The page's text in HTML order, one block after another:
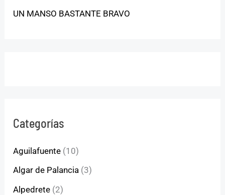
UN MANSO BASTANTE BRAVO
Categorías
Aguilafuente (10)
Algar de Palancia (3)
Alpedrete (2)